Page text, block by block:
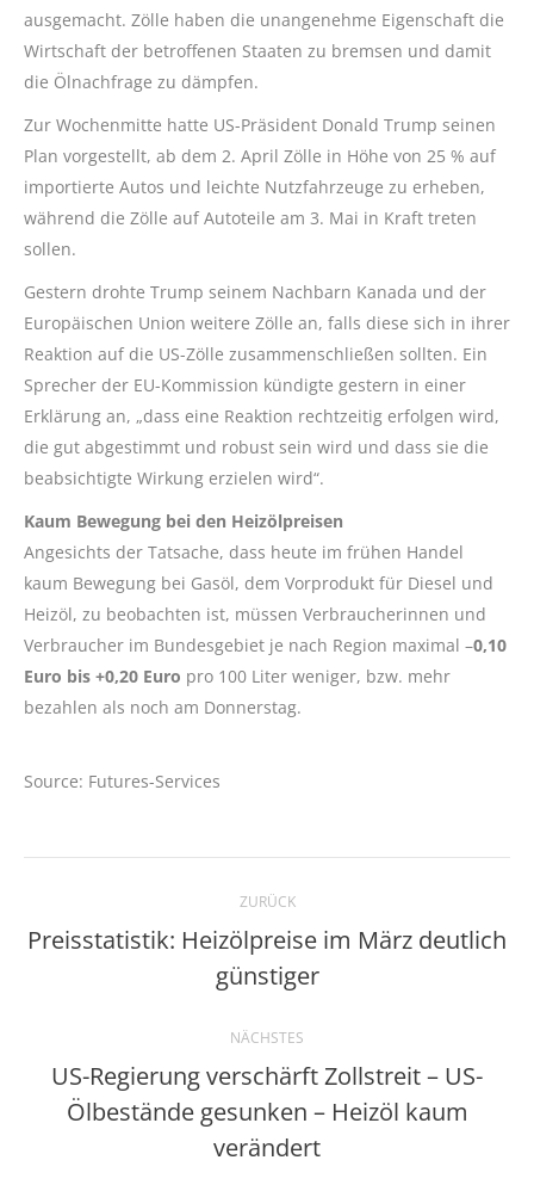
ausgemacht. Zölle haben die unangenehme Eigenschaft die
Wirtschaft der betroffenen Staaten zu bremsen und damit
die Ölnachfrage zu dämpfen.
Zur Wochenmitte hatte US-Präsident Donald Trump seinen
Plan vorgestellt, ab dem 2. April Zölle in Höhe von 25 % auf
importierte Autos und leichte Nutzfahrzeuge zu erheben,
während die Zölle auf Autoteile am 3. Mai in Kraft treten
sollen.
Gestern drohte Trump seinem Nachbarn Kanada und der
Europäischen Union weitere Zölle an, falls diese sich in ihrer
Reaktion auf die US-Zölle zusammenschließen sollten. Ein
Sprecher der EU-Kommission kündigte gestern in einer
Erklärung an, „dass eine Reaktion rechtzeitig erfolgen wird,
die gut abgestimmt und robust sein wird und dass sie die
beabsichtigte Wirkung erzielen wird“.
Kaum Bewegung bei den Heizölpreisen
Angesichts der Tatsache, dass heute im frühen Handel
kaum Bewegung bei Gasöl, dem Vorprodukt für Diesel und
Heizöl, zu beobachten ist, müssen Verbraucherinnen und
Verbraucher im Bundesgebiet je nach Region maximal –0,10
Euro bis +0,20 Euro pro 100 Liter weniger, bzw. mehr
bezahlen als noch am Donnerstag.
Source: Futures-Services
Kommentarnavigation
ZURÜCK
Vorheriger
Beitrag:
Preisstatistik: Heizölpreise im März deutlich
günstiger
NÄCHSTES
Nächster
Beitrag:
US-Regierung verschärft Zollstreit – US-
Ölbestände gesunken – Heizöl kaum
verändert